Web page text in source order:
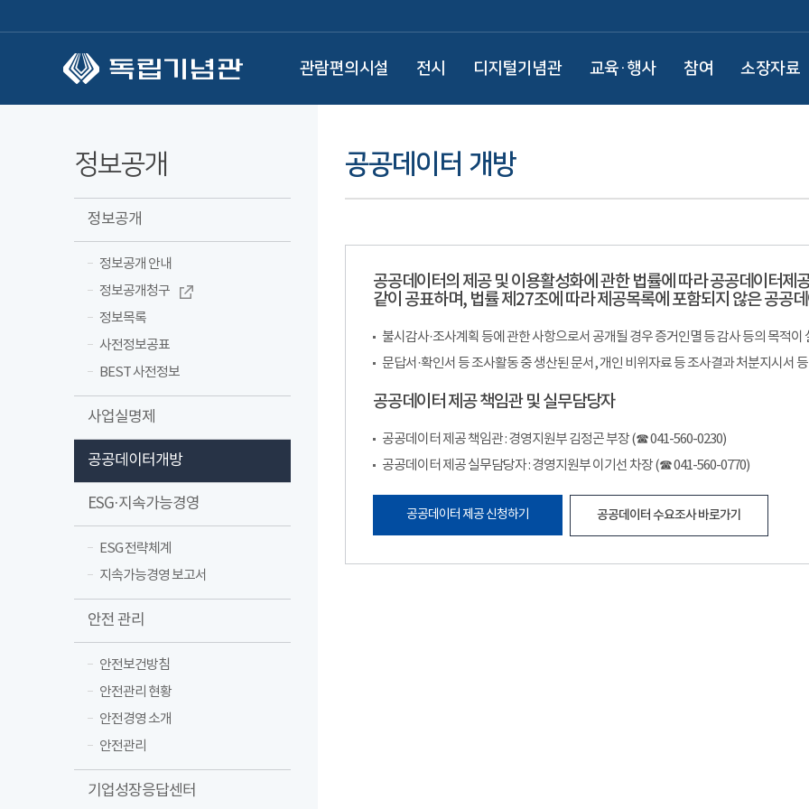
관람편의시설 전시 디지털기념관 교육·행사 참여 소장자료
정보공개
정보공개
정보공개 안내
정보공개청구
정보목록
사전정보공표
BEST 사전정보
사업실명제
공공데이터개방
ESG·지속가능경영
ESG 전략체계
지속가능경영 보고서
안전 관리
안전보건방침
안전관리 현황
안전경영 소개
안전관리
기업성장응답센터
공공데이터 개방
공공데이터의 제공 및 이용활성화에 관한 법률에 따라 공공데이터
같이 공표하며, 법률 제27조에 따라 제공목록에 포함되지 않은 공공
불시감사·조사계획 등에 관한 사항으로서 공개될 경우 증거인멸 등 감사 등의 목적이
문답서·확인서 등 조사활동 중 생산된 문서, 개인 비위자료 등 조사결과 처분지시서
공공데이터 제공 책임관 및 실무담당자
공공데이터 제공 책임관 : 경영지원부 김정곤 부장 (☎ 041-560-0230)
공공데이터 제공 실무담당자 : 경영지원부 이기선 차장 (☎ 041-560-0770)
공공데이터 제공 신청하기 공공데이터 수요조사 바로가기